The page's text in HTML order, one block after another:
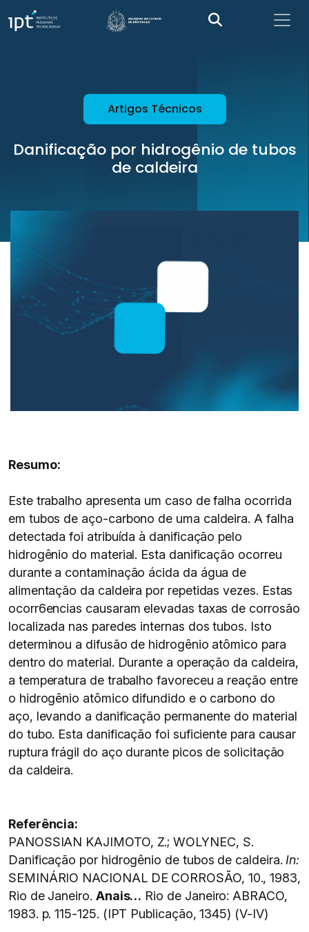
Artigos Técnicos
Danificação por hidrogênio de tubos
de caldeira
Resumo:
Este trabalho apresenta um caso de falha ocorrida
em tubos de aço-carbono de uma caldeira. A falha
detectada foi atribuída à danificação pelo
hidrogênio do material. Esta danificação ocorreu
durante a contaminação ácida da água de
alimentação da caldeira por repetidas vezes. Estas
ocorr6encias causaram elevadas taxas de corrosão
localizada nas paredes internas dos tubos. Isto
determinou a difusão de hidrogênio atômico para
dentro do material. Durante a operação da caldeira,
a temperatura de trabalho favoreceu a reação entre
o hidrogênio atômico difundido e o carbono do
aço, levando a danificação permanente do material
do tubo. Esta danificação foi suficiente para causar
ruptura frágil do aço durante picos de solicitação
da caldeira.
Referência:
PANOSSIAN KAJIMOTO, Z.; WOLYNEC, S.
Danificação por hidrogênio de tubos de caldeira. In:
SEMINÁRIO NACIONAL DE CORROSÃO, 10., 1983,
Rio de Janeiro. Anais… Rio de Janeiro: ABRACO,
1983. p. 115-125. (IPT Publicação, 1345) (V-IV)